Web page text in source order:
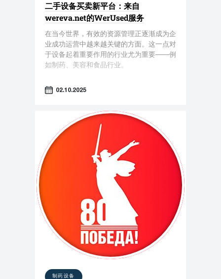
二手设备买卖新平台：来自
wereva.net的WerUsed服务
在当今世界，有效的资源管理正逐渐成为企
业成功运营中越来越关键的方面。这一点对
于设备起着重要作用的行业尤为重要——例
如制药、美容和食品行业。
02.10.2025
制药设备